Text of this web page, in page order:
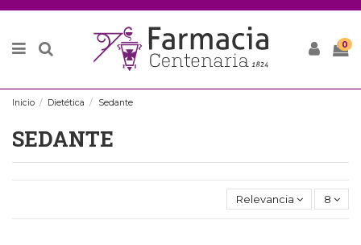
0
Inicio Dietética Sedante
SEDANTE
Relevancia 8